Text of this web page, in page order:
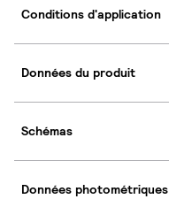
Conditions d'application
Données du produit
Schémas
Données photométriques